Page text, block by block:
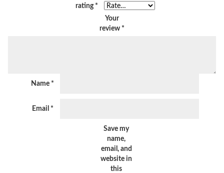
rating *
Your
review *
Name *
Email *
Save my
name,
email, and
website in
this